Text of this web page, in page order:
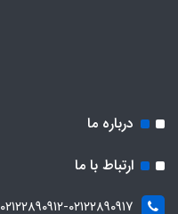
درباره ما
ارتباط با ما
۰۲۱۲۲۸۹۰۹۱۲-۰۲۱۲۲۸۹۰۹۱۷